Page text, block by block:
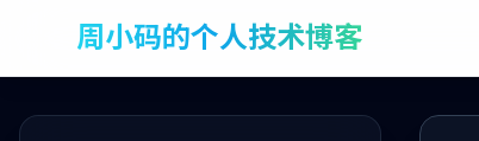
周小码的个人技术博客